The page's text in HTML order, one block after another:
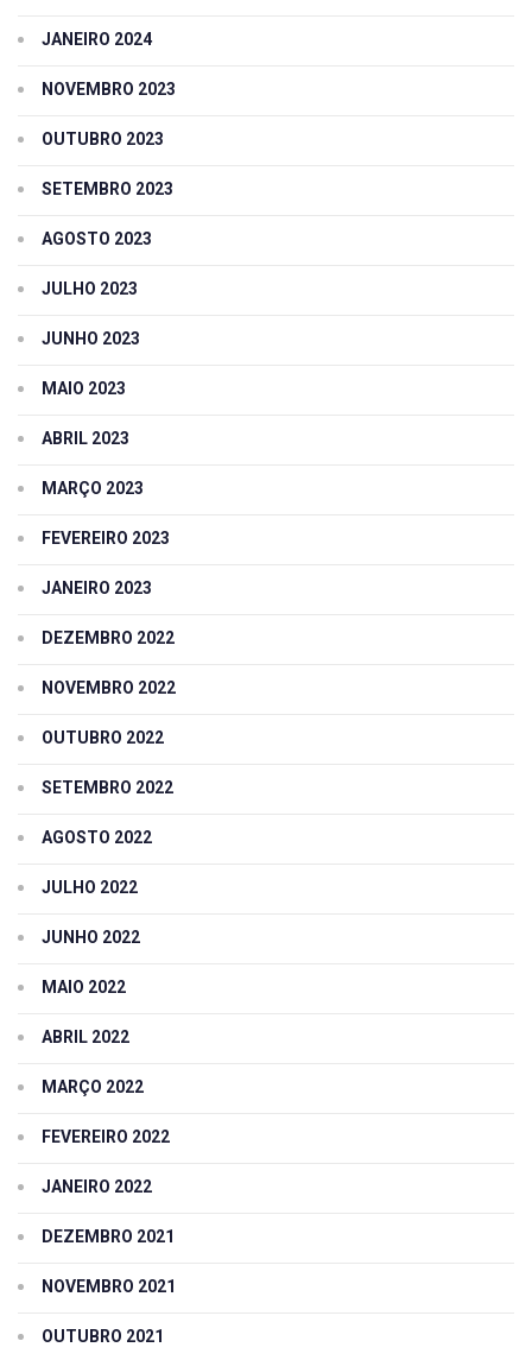
JANEIRO 2024
NOVEMBRO 2023
OUTUBRO 2023
SETEMBRO 2023
AGOSTO 2023
JULHO 2023
JUNHO 2023
MAIO 2023
ABRIL 2023
MARÇO 2023
FEVEREIRO 2023
JANEIRO 2023
DEZEMBRO 2022
NOVEMBRO 2022
OUTUBRO 2022
SETEMBRO 2022
AGOSTO 2022
JULHO 2022
JUNHO 2022
MAIO 2022
ABRIL 2022
MARÇO 2022
FEVEREIRO 2022
JANEIRO 2022
DEZEMBRO 2021
NOVEMBRO 2021
OUTUBRO 2021